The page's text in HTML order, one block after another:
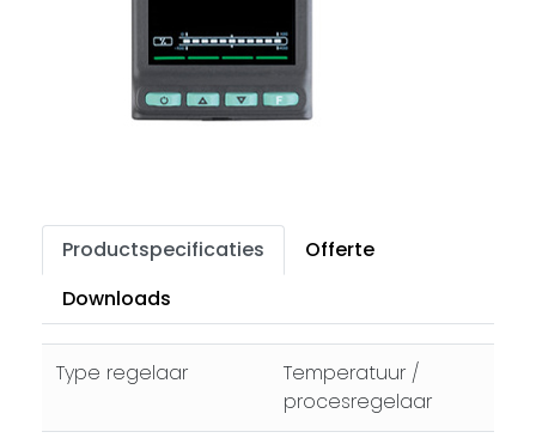
Productspecificaties
Offerte
Downloads
Type regelaar
Temperatuur /
procesregelaar